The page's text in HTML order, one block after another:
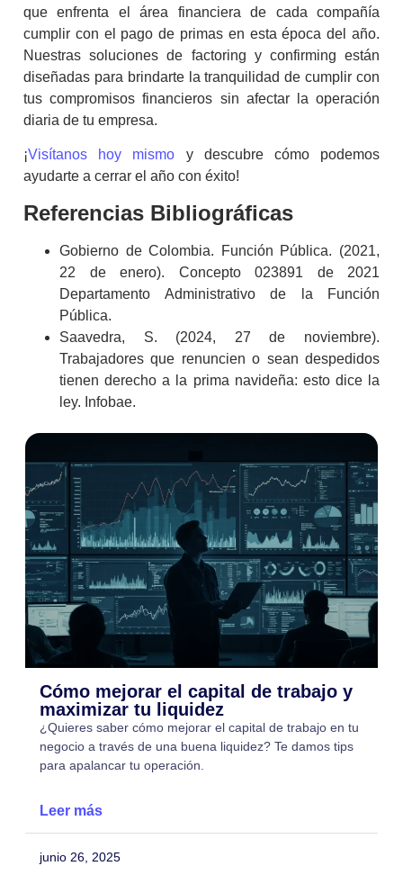
Cómo mejorar el capital de trabajo y
maximizar tu liquidez
¿Quieres saber cómo mejorar el capital de trabajo en tu
negocio a través de una buena liquidez? Te damos tips
para apalancar tu operación.
Leer más
junio 26, 2025
que enfrenta el área financiera de cada compañía
cumplir con el pago de primas en esta época del año.
Nuestras soluciones de factoring y confirming están
diseñadas para brindarte la tranquilidad de cumplir con
tus compromisos financieros sin afectar la operación
diaria de tu empresa.
¡Visítanos hoy mismo y descubre cómo podemos
ayudarte a cerrar el año con éxito!
Referencias Bibliográficas
Gobierno de Colombia. Función Pública. (2021,
22 de enero). Concepto 023891 de 2021
Departamento Administrativo de la Función
Pública.
Saavedra, S. (2024, 27 de noviembre).
Trabajadores que renuncien o sean despedidos
tienen derecho a la prima navideña: esto dice la
ley. Infobae.